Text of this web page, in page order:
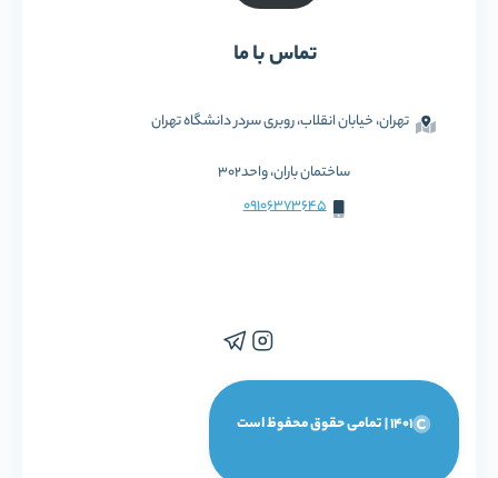
تماس با ما
تهران، خیابان انقلاب، روبری سردر دانشگاه تهران
ساختمان باران، واحد302
09106373645
1401 | تمامی حقوق محفوظ است